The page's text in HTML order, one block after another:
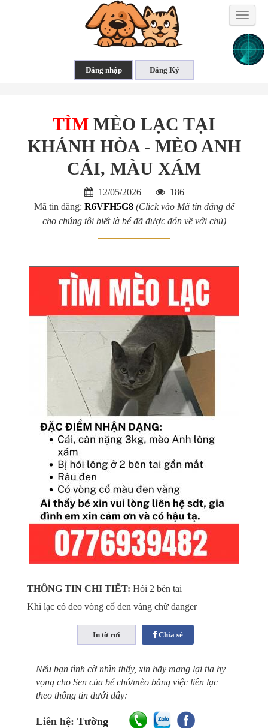
Toggle
TÌM MÈO LẠC TẠI
KHÁNH HÒA - MÈO ANH
CÁI, MÀU XÁM
12/05/2026
186
Mã tin đăng: R6VFH5G8 (Click vào Mã tin đăng để
cho chúng tôi biết là bé đã được đón về với chủ)
THÔNG TIN CHI TIẾT: Hói 2 bên tai
Khi lạc có đeo vòng cổ đen vàng chữ danger
Chia sẻ
Nếu bạn tình cờ nhìn thấy, xin hãy mang lại tia hy
vọng cho Sen của bé chó/mèo bằng việc liên lạc
theo thông tin dưới đây:
Liên hệ: Tường